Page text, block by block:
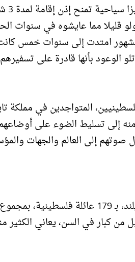
قليلا مما عايشوه في سنوات
امتدت إلى سنوات خمس كانت
الوعود بأنها قادرة على
المتواجدين في مملكة
منه إلى تسليط الضوء على
إلى العالم والجهات
بالقليل من كبار في السن، يعاني